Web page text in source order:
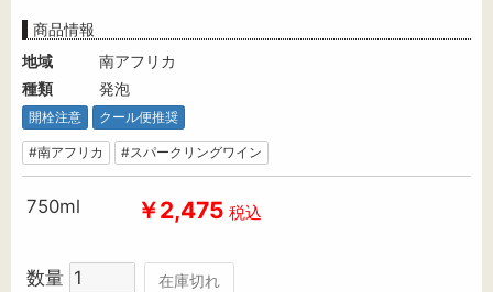
商品情報
地域
南アフリカ
種類
発泡
開栓注意 クール便推奨
#南アフリカ #スパークリングワイン
750ml ￥2,475 税込
数量 在庫切れ